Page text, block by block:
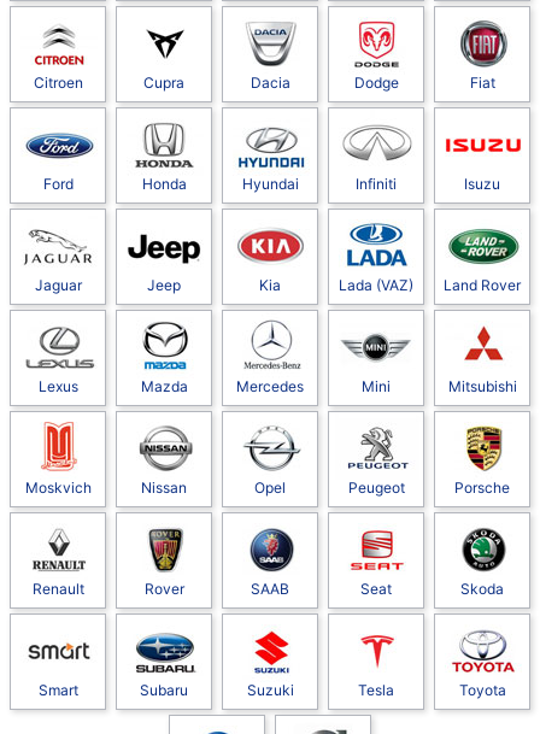
Citroen Cupra Dacia Dodge Fiat
Ford Honda Hyundai Infiniti Isuzu
Jaguar Jeep Kia Lada (VAZ) Land Rover
Lexus Mazda Mercedes Mini Mitsubishi
Moskvich Nissan Opel Peugeot Porsche
Renault Rover SAAB Seat Skoda
Smart Subaru Suzuki Tesla Toyota